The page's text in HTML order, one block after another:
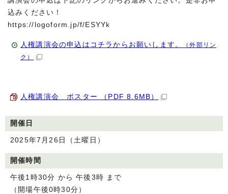
込みください！
https://logoform.jp/f/ESYYk
人権講演会の申込はコチラからお願いします。
（外部リン
ク）
人権講演会 ポスター （PDF 8.6MB）
開催日
2025年7月26日（土曜日）
開催時間
午後1時30分 から 午後3時 まで
（開場午後0時30分）